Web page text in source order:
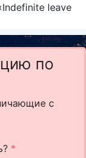
leave
по
с
*